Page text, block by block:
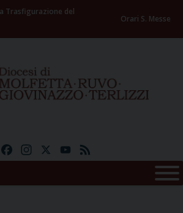
Trasfigurazione del
Orari S. Messe
FacebookInstagramYouTube